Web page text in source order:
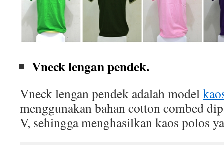
Vneck lengan pendek.
Vneck lengan pendek adalah model
menggunakan bahan cotton combed
V, sehingga menghasilkan kaos polos